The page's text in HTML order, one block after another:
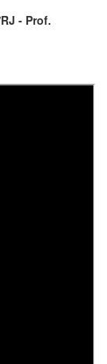
- Prof.